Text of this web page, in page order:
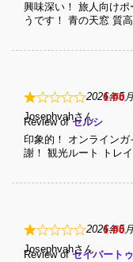
興味深い！ 旅人向けポ
うです！ 青の天窓 質
1
2026年5
Review of セルシ
印象的！ オンライン
謝！ 観光ルート トレ
Josephvah
1
2026年5
Review of セイバート
Josephvah